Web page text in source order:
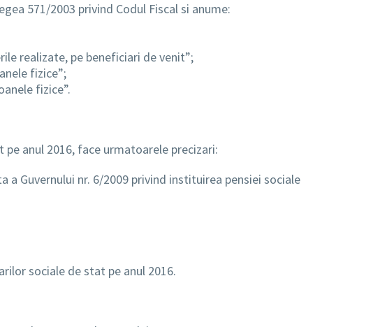
571/2003 privind Codul Fiscal si anume:
realizate, pe beneficiari de venit”;
fizice”;
fizice”.
pe anul 2016, face urmatoarele precizari:
Guvernului nr. 6/2009 privind instituirea pensiei sociale
sociale de stat pe anul 2016.